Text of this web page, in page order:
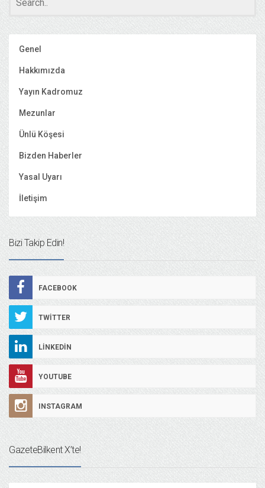
Genel
Hakkımızda
Yayın Kadromuz
Mezunlar
Ünlü Köşesi
Bizden Haberler
Yasal Uyarı
İletişim
Bizi Takip Edin!
FACEBOOK
TWITTER
LINKEDIN
YOUTUBE
INSTAGRAM
GazeteBilkent X’te!